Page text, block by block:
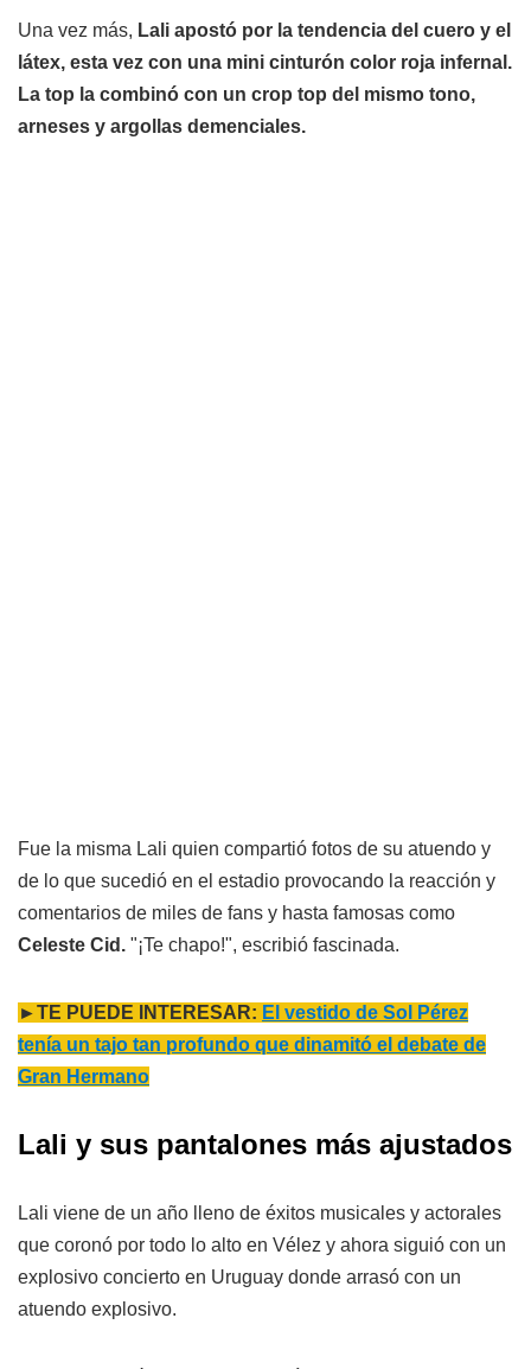
Una vez más, Lali apostó por la tendencia del cuero y el
látex, esta vez con una mini cinturón color roja infernal.
La top la combinó con un crop top del mismo tono,
arneses y argollas demenciales.
Fue la misma Lali quien compartió fotos de su atuendo y
de lo que sucedió en el estadio provocando la reacción y
comentarios de miles de fans y hasta famosas como
Celeste Cid. "¡Te chapo!", escribió fascinada.
►TE PUEDE INTERESAR: El vestido de Sol Pérez
tenía un tajo tan profundo que dinamitó el debate de
Gran Hermano
Lali y sus pantalones más ajustados
Lali viene de un año lleno de éxitos musicales y actorales
que coronó por todo lo alto en Vélez y ahora siguió con un
explosivo concierto en Uruguay donde arrasó con un
atuendo explosivo.